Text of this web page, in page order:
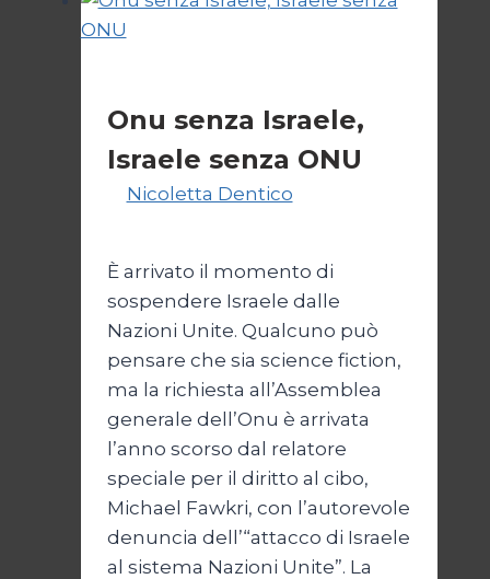
del
Onu senza Israele,
Israele senza ONU
Nicoletta Dentico
È arrivato il momento di
sospendere Israele dalle
Nazioni Unite. Qualcuno può
pensare che sia science fiction,
ma la richiesta all’Assemblea
generale dell’Onu è arrivata
l’anno scorso dal relatore
speciale per il diritto al cibo,
Michael Fawkri, con l’autorevole
denuncia dell’“attacco di Israele
al sistema Nazioni Unite”. La